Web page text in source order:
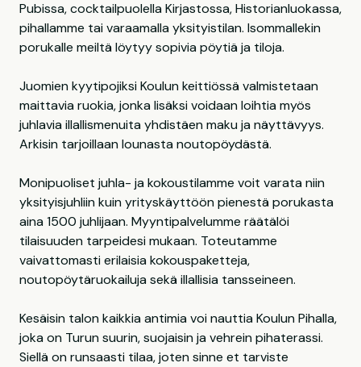
Pubissa, cocktailpuolella Kirjastossa, Historianluokassa,
pihallamme tai varaamalla yksityistilan. Isommallekin
porukalle meiltä löytyy sopivia pöytiä ja tiloja.
Juomien kyytipojiksi Koulun keittiössä valmistetaan
maittavia ruokia, jonka lisäksi voidaan loihtia myös
juhlavia illallismenuita yhdistäen maku ja näyttävyys.
Arkisin tarjoillaan lounasta noutopöydästä.
Monipuoliset juhla- ja kokoustilamme voit varata niin
yksityisjuhliin kuin yrityskäyttöön pienestä porukasta
aina 1500 juhlijaan. Myyntipalvelumme räätälöi
tilaisuuden tarpeidesi mukaan. Toteutamme
vaivattomasti erilaisia kokouspaketteja,
noutopöytäruokailuja sekä illallisia tansseineen.
Kesäisin talon kaikkia antimia voi nauttia Koulun Pihalla,
joka on Turun suurin, suojaisin ja vehrein pihaterassi.
Siellä on runsaasti tilaa, joten sinne et tarviste